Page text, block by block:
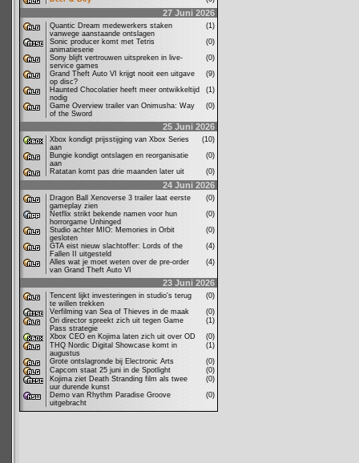
27 Juni 2026
Quantic Dream medewerkers staken
vanwege aanstaande ontslagen
(1)
Sonic producer komt met Tetris
animatieserie
(0)
Sony blijft vertrouwen uitspreken in live-
service games
(0)
Grand Theft Auto VI krijgt nooit een uitgave
op disc?
(9)
Haunted Chocolatier heeft meer ontwikkeltijd
nodig
(1)
Game Overview trailer van Onimusha: Way
of the Sword
(0)
25 Juni 2026
Xbox kondigt prijsstijging van Xbox Series
aan
(10)
Bungie kondigt ontslagen en reorganisatie
aan
(0)
Ratatan komt pas drie maanden later uit
(0)
24 Juni 2026
Dragon Ball Xenoverse 3 trailer laat eerste
gameplay zien
(0)
Netflix strikt bekende namen voor hun
horrorgame Unhinged
(0)
Studio achter MIO: Memories in Orbit
gesloten
(0)
GTA eist nieuw slachtoffer: Lords of the
Fallen II uitgesteld
(4)
Alles wat je moet weten over de pre-order
van Grand Theft Auto VI
(4)
23 Juni 2026
Tencent lijkt investeringen in studio's terug
te willen trekken
(0)
Verfilming van Sea of Thieves in de maak
(0)
Ori director spreekt zich uit tegen Game
Pass strategie
(1)
Xbox CEO en Kojima laten zich uit over OD
(0)
THQ Nordic Digital Showcase komt in
augustus
(1)
Grote ontslagronde bij Electronic Arts
(0)
Capcom staat 25 juni in de Spotlight
(0)
Kojima ziet Death Stranding film als twee
uur durende kunst
(0)
Demo van Rhythm Paradise Groove
uitgebracht
(0)